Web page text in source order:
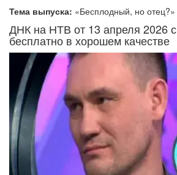
Тема выпуска: «Бесплодный, но отец?»
ДНК на НТВ от 13 апреля 2026
бесплатно в хорошем качестве